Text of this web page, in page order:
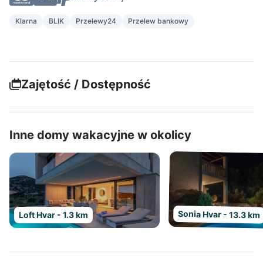
Klarna BLIK Przelewy24 Przelew bankowy
Zajętość / Dostępność
Inne domy wakacyjne w okolicy
Loft Hvar - 1.3 km Sonia Hvar - 13.3 km